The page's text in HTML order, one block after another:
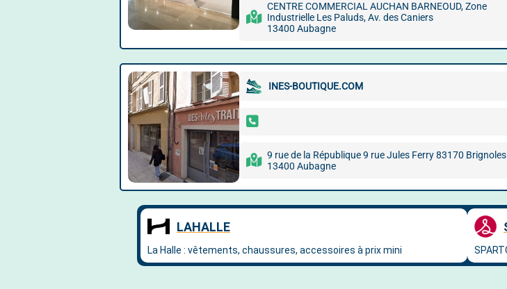
CENTRE COMMERCIAL AUCHAN BARNEOUD, Zone
Industrielle Les Paluds, Av. des Caniers
13400 Aubagne
INES-BOUTIQUE.COM
9 rue de la République 9 rue Jules Ferry 83170 Brignoles
13400 Aubagne